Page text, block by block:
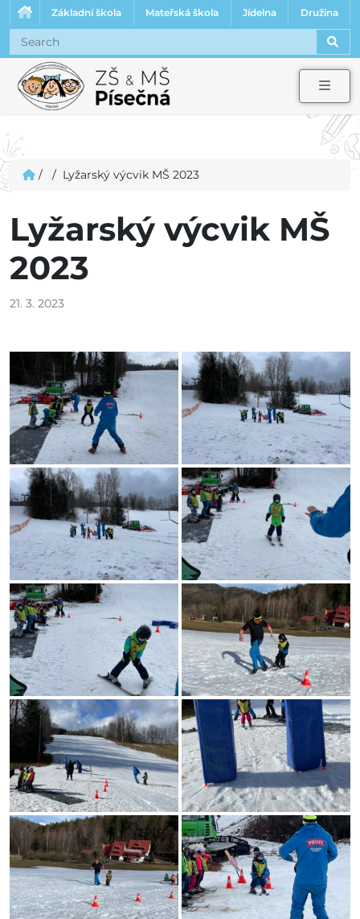
Základní škola Mateřská škola Jídelna Družina
/ / Lyžarský výcvik MŠ 2023
Lyžarský výcvik MŠ
2023
21. 3. 2023